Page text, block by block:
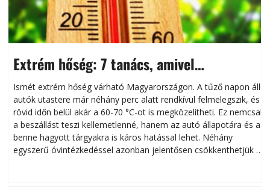
Extrém hőség: 7 tanács, amivel
megóvhatjuk autónkat a nyári károktól
Ismét extrém hőség várható Magyarországon. A tűző napon álló
autók utastere már néhány perc alatt rendkívül felmelegszik, és
rövid időn belül akár a 60-70 °C-ot is megközelítheti. Ez nemcsak
a beszállást teszi kellemetlenné, hanem az autó állapotára és a
benne hagyott tárgyakra is káros hatással lehet. Néhány
egyszerű óvintézkedéssel azonban jelentősen csökkenthetjük a